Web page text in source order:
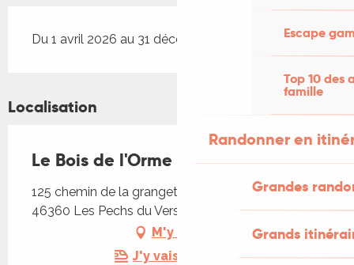
Escape
Top 10 des
famille
Randonner en
Grandes
Grands
Du 1 avril 2026 au 31 décembre 2026
Localisation
Le Bois de l'Orme - Le Studio Lilas
125 chemin de la grangette, Saint Martin de Vers,
46360 Les Pechs du Vers
M'y rendre
J'y vais en train !